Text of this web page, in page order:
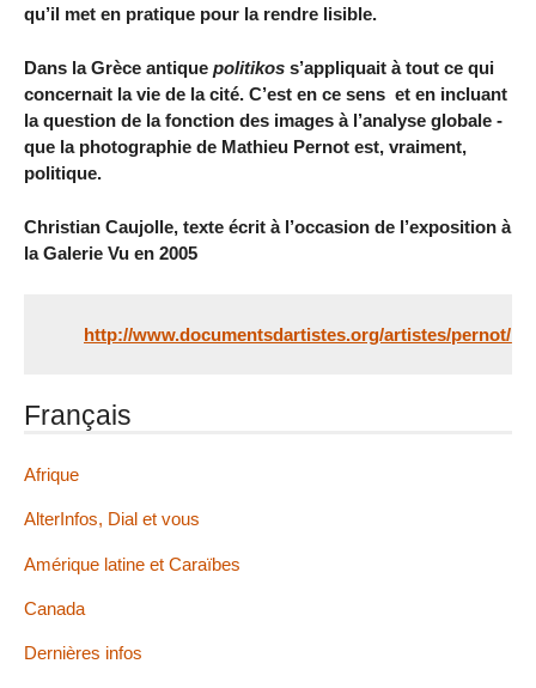
qu’il met en pratique pour la rendre lisible.
Dans la Grèce antique politikos s’appliquait à tout ce qui
concernait la vie de la cité. C’est en ce sens ­ et en incluant
la question de la fonction des images à l’analyse globale ­
que la photographie de Mathieu Pernot est, vraiment,
politique.
Christian Caujolle, texte écrit à l’occasion de l’exposition à
la Galerie Vu en 2005
http://www.documentsdartistes.org/artistes/pernot/
Français
Afrique
AlterInfos, Dial et vous
Amérique latine et Caraïbes
Canada
Dernières infos